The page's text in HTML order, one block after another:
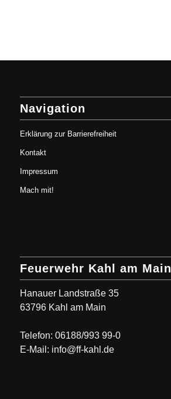
Navigation
Erklärung zur Barrierefreiheit
Kontakt
Impressum
Mach mit!
Feuerwehr Kahl am Main
Hanauer Landstraße 35
63796 Kahl am Main
Telefon: 06188/993 99-0
E-Mail: info@ff-kahl.de